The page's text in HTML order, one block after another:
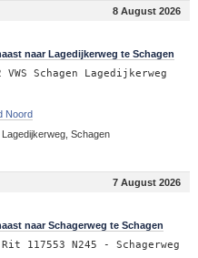
8 August 2026
naar Lagedijkerweg te Schagen
Schagen Lagedijkerweg
Noord
Lagedijkerweg, Schagen
7 August 2026
naar Schagerweg te Schagen
117553 N245 - Schagerweg